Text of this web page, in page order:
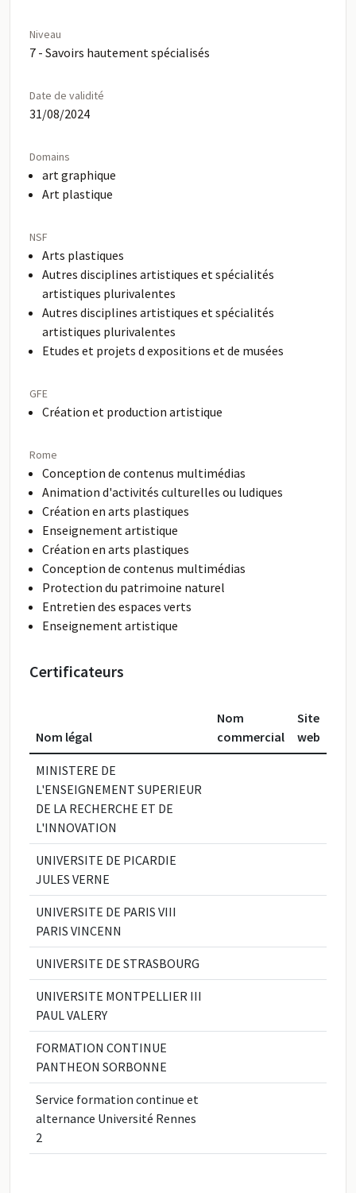
Niveau
7 - Savoirs hautement spécialisés
Date de validité
31/08/2024
Domains
art graphique
Art plastique
NSF
Arts plastiques
Autres disciplines artistiques et spécialités
artistiques plurivalentes
Autres disciplines artistiques et spécialités
artistiques plurivalentes
Etudes et projets d expositions et de musées
GFE
Création et production artistique
Rome
Conception de contenus multimédias
Animation d'activités culturelles ou ludiques
Création en arts plastiques
Enseignement artistique
Création en arts plastiques
Conception de contenus multimédias
Protection du patrimoine naturel
Entretien des espaces verts
Enseignement artistique
Certificateurs
Nom légal
Nom
commercial
Site
web
MINISTERE DE
L'ENSEIGNEMENT SUPERIEUR
DE LA RECHERCHE ET DE
L'INNOVATION
UNIVERSITE DE PICARDIE
JULES VERNE
UNIVERSITE DE PARIS VIII
PARIS VINCENN
UNIVERSITE DE STRASBOURG
UNIVERSITE MONTPELLIER III
PAUL VALERY
FORMATION CONTINUE
PANTHEON SORBONNE
Service formation continue et
alternance Université Rennes
2